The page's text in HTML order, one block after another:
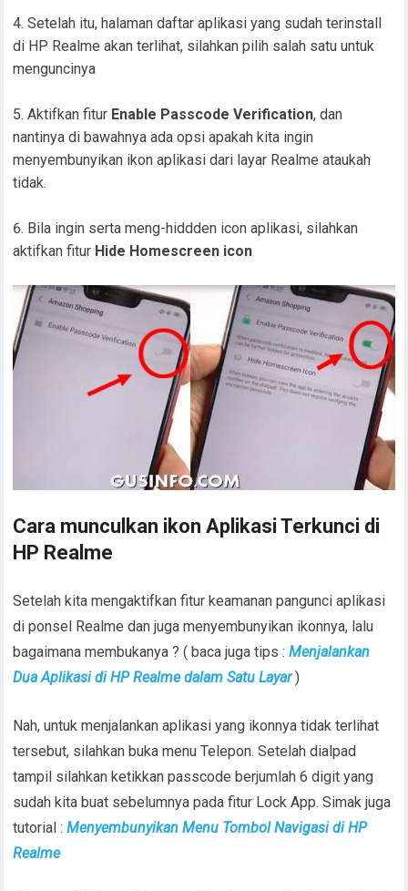
Setelah itu, halaman daftar aplikasi yang sudah terinstall
di HP Realme akan terlihat, silahkan pilih salah satu untuk
menguncinya
Aktifkan fitur Enable Passcode Verification, dan
nantinya di bawahnya ada opsi apakah kita ingin
menyembunyikan ikon aplikasi dari layar Realme ataukah
tidak.
Bila ingin serta meng-hiddden icon aplikasi, silahkan
aktifkan fitur Hide Homescreen icon
Cara munculkan ikon Aplikasi Terkunci di
HP Realme
Setelah kita mengaktifkan fitur keamanan pangunci aplikasi
di ponsel Realme dan juga menyembunyikan ikonnya, lalu
bagaimana membukanya ? ( baca juga tips :Menjalankan
Dua Aplikasi di HP Realme dalam Satu Layar)
Nah, untuk menjalankan aplikasi yang ikonnya tidak terlihat
tersebut, silahkan buka menu Telepon. Setelah dialpad
tampil silahkan ketikkan passcode berjumlah 6 digit yang
sudah kita buat sebelumnya pada fitur Lock App. Simak juga
tutorial :Menyembunyikan Menu Tombol Navigasi di HP
Realme